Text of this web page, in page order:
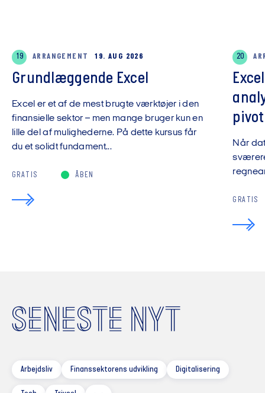
19 ARRANGEMENT 19. AUG 2026
Grundlæggende Excel
Excel er et af de mest brugte værktøjer i den
finansielle sektor – men mange bruger kun en
lille del af mulighederne. På dette kursus får
du et solidt fundament...
GRATIS ÅBEN
20
Når
GRATIS
SENESTE NYT
Arbejdsliv Finanssektorens udvikling Digitalisering